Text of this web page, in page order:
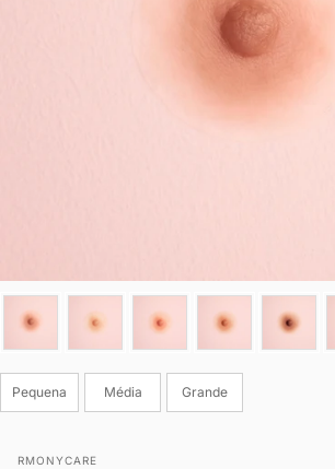
Cor
Tamanho
Pequena Média Grande
Fornecedor:
RMONYCARE